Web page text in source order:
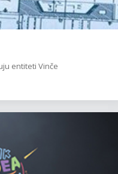
entiteti Vinče